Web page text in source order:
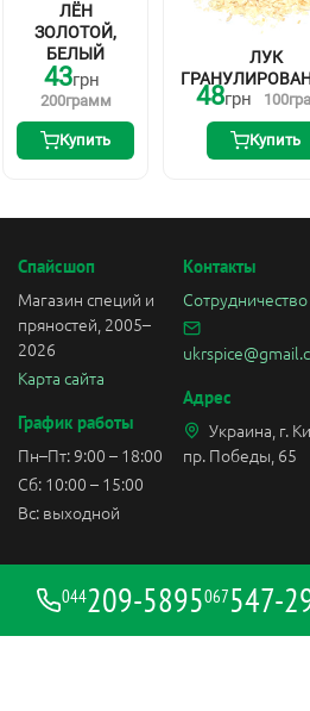
ЛЁН
ЗОЛОТОЙ,
БЕЛЫЙ
43грн
200грамм
Купить
ЛУК
48грн 100
Купить
Спайсшоп
Магазин специй и
пряностей, 2005–
2026
Карта сайта
График работы
Пн–Пт: 9:00 – 18:00
Сб: 10:00 – 15:00
Вс: выходной
Контакты
Сотрудничество
Адрес
Украина, г.
пр. Победы, 65
044209-5895067547-